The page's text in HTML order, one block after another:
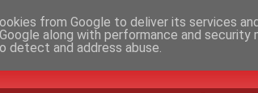
from Google to deliver its services
along with performance and
detect and address abuse.